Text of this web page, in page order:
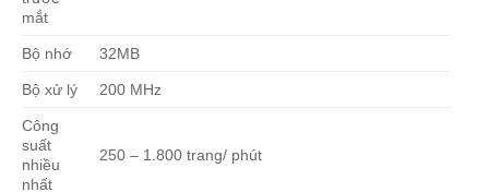
mắt
Bộ nhớ 32MB
Bộ xử lý 200 MHz
Công
suất
nhiều
nhất
250 – 1.800 trang/ phút